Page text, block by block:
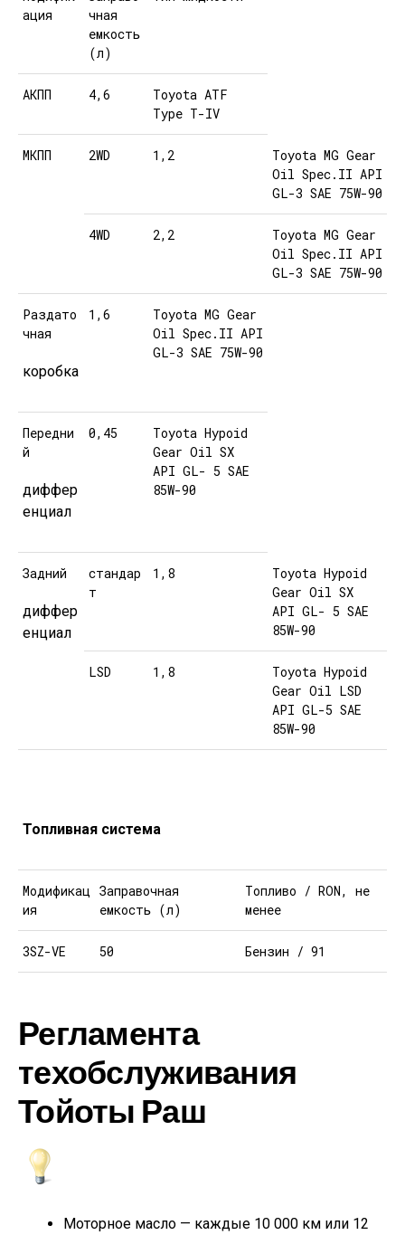
ация
чная
емкость
(л)
АКПП 4,6
Toyota ATF
Type T-IV
МКПП 2WD 1,2
Toyota MG Gear
Oil Spec.II API
GL-3 SAE 75W-90
4WD 2,2
Toyota MG Gear
Oil Spec.II API
GL-3 SAE 75W-90
Раздато
чная
коробка
1,6
Toyota MG Gear
Oil Spec.II API
GL-3 SAE 75W-90
Передни
й
диффер
енциал
0,45
Toyota Hypoid
Gear Oil SX
API GL- 5 SAE
85W-90
Задний
диффер
енциал
стандар
т
1,8
Toyota Hypoid
Gear Oil SX
API GL- 5 SAE
85W-90
LSD 1,8
Toyota Hypoid
Gear Oil LSD
API GL-5 SAE
85W-90
Топливная система
Модификац
ия
Заправочная
емкость (л)
Топливо / RON, не
менее
3SZ-VE 50 Бензин / 91
Регламента
техобслуживания
Тойоты Раш
Моторное масло — каждые 10 000 км или 12